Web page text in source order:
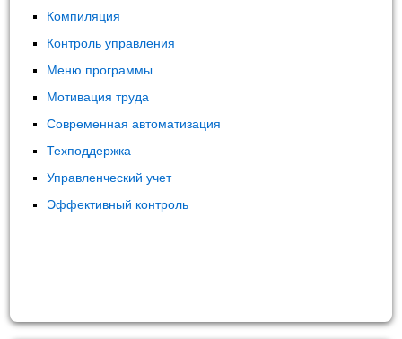
Компиляция
Контроль управления
Меню программы
Мотивация труда
Современная автоматизация
Техподдержка
Управленческий учет
Эффективный контроль